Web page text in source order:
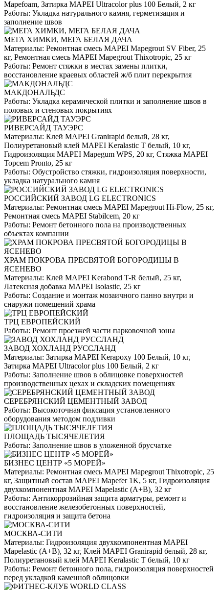
Mapefoam, Затирка MAPEI Ultracolor plus 100 Белый, 2 кг
Работы: Укладка натурального камня, герметизация и
заполнение швов
МЕГА ХИМКИ, МЕГА БЕЛАЯ ДАЧА
Материалы: Ремонтная смесь MAPEI Mapegrout SV Fiber, 25
кг, Ремонтная смесь MAPEI Mapegrout Thixotropic, 25 кг
Работы: Ремонт стяжки в местах замены плитки,
восстановление краевых областей ж/б плит перекрытия
МАКДОНАЛЬДС
Работы: Укладка керамической плитки и заполнение швов в
половых и стеновых покрытиях
РИВЕРСАЙД ТАУЭРС
Материалы: Клей MAPEI Granirapid белый, 28 кг,
Полиуретановый клей MAPEI Keralastic T белый, 10 кг,
Гидроизоляция MAPEI Mapegum WPS, 20 кг, Стяжка MAPEI
Topcem Pronto, 25 кг
Работы: Обустройство стяжки, гидроизоляция поверхности,
укладка натурального камня
РОССИЙСКИЙ ЗАВОД LG ELECTRONICS
Материалы: Ремонтная смесь MAPEI Mapegrout Hi-Flow, 25 кг,
Ремонтная смесь MAPEI Stabilcem, 20 кг
Работы: Ремонт бетонного пола на производственных
объектах компании
ХРАМ ПОКРОВА ПРЕСВЯТОЙ БОГОРОДИЦЫ В
ЯСЕНЕВО
Материалы: Клей MAPEI Kerabond T-R белый, 25 кг,
Латексная добавка MAPEI Isolastic, 25 кг
Работы: Создание и монтаж мозаичного панно внутри и
снаружи помещений храма
ТРЦ ЕВРОПЕЙСКИЙ
Работы: Ремонт проезжей части парковочной зоны
ЗАВОД ХОХЛАНД РУССЛАНД
Материалы: Затирка MAPEI Kerapoxy 100 Белый, 10 кг,
Затирка MAPEI Ultracolor plus 100 Белый, 2 кг
Работы: Заполнение швов в облицовке поверхностей
производственных цехах и складских помещениях
СЕРЕБРЯНСКИЙ ЦЕМЕНТНЫЙ ЗАВОД
Работы: Высокоточная фиксация установленного
оборудования методом подливки
ПЛОЩАДЬ ТЫСЯЧЕЛЕТИЯ
Работы: Заполнение швов в уложенной брусчатке
БИЗНЕС ЦЕНТР «5 МОРЕЙ»
Материалы: Ремонтная смесь MAPEI Mapegrout Thixotropic, 25
кг, Защитный состав MAPEI Mapefer 1K, 5 кг, Гидроизоляция
двухкомпонентная MAPEI Mapelastic (А+B), 32 кг
Работы: Антикоррозийная защита арматуры, ремонт и
восстановление железобетонных поверхностей,
гидроизоляция и защита бетона
МОСКВА-СИТИ
Материалы: Гидроизоляция двухкомпонентная MAPEI
Mapelastic (А+B), 32 кг, Клей MAPEI Granirapid белый, 28 кг,
Полиуретановый клей MAPEI Keralastic T белый, 10 кг
Работы: Ремонт бетонного пола, гидроизоляция поверхностей
перед укладкой каменной облицовки